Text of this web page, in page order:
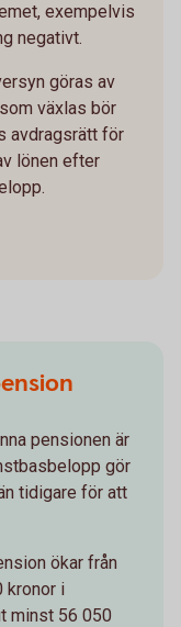
exempelvis
negativt.
göras av
växlas bör
avdragsrätt för
lönen efter
pensionen är
gör
tidigare för att
ökar från
kronor i
minst 56 050